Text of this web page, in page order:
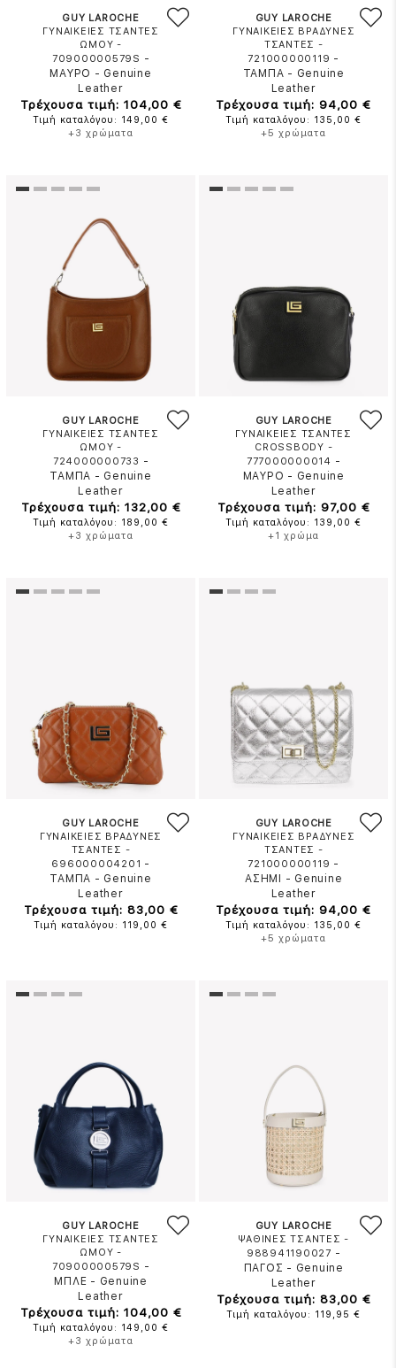
GUY LAROCHE
ΓΥΝΑΙΚΕΙΕΣ ΤΣΑΝΤΕΣ
ΩΜΟΥ -
70900000579S -
ΜΑΥΡΟ - Genuine
Leather
Τρέχουσα τιμή: 104,00 €
Τιμή καταλόγου: 149,00 €
+3 χρώματα
GUY LAROCHE
ΓΥΝΑΙΚΕΙΕΣ ΒΡΑΔΥΝΕΣ
ΤΣΑΝΤΕΣ -
721000000119 -
ΤΑΜΠΑ - Genuine
Leather
Τρέχουσα τιμή: 94,00 €
Τιμή καταλόγου: 135,00 €
+5 χρώματα
GUY LAROCHE
ΓΥΝΑΙΚΕΙΕΣ ΤΣΑΝΤΕΣ
ΩΜΟΥ -
724000000733 -
ΤΑΜΠΑ - Genuine
Leather
Τρέχουσα τιμή: 132,00 €
Τιμή καταλόγου: 189,00 €
+3 χρώματα
GUY LAROCHE
ΓΥΝΑΙΚΕΙΕΣ ΤΣΑΝΤΕΣ
CROSSBODY -
777000000014 -
ΜΑΥΡΟ - Genuine
Leather
Τρέχουσα τιμή: 97,00 €
Τιμή καταλόγου: 139,00 €
+1 χρώμα
GUY LAROCHE
ΓΥΝΑΙΚΕΙΕΣ ΒΡΑΔΥΝΕΣ
ΤΣΑΝΤΕΣ -
696000004201 -
ΤΑΜΠΑ - Genuine
Leather
Τρέχουσα τιμή: 83,00 €
Τιμή καταλόγου: 119,00 €
GUY LAROCHE
ΓΥΝΑΙΚΕΙΕΣ ΒΡΑΔΥΝΕΣ
ΤΣΑΝΤΕΣ -
721000000119 -
ΑΣΗΜΙ
- Genuine
Leather
Τρέχουσα τιμή: 94,00 €
Τιμή καταλόγου: 135,00 €
+5 χρώματα
GUY LAROCHE
ΓΥΝΑΙΚΕΙΕΣ ΤΣΑΝΤΕΣ
ΩΜΟΥ -
70900000579S -
ΜΠΛΕ - Genuine
Leather
Τρέχουσα τιμή: 104,00 €
Τιμή καταλόγου: 149,00 €
+3 χρώματα
GUY LAROCHE
ΨΑΘΙΝΕΣ ΤΣΑΝΤΕΣ -
988941190027 -
ΠΑΓΟΣ - Genuine
Leather
Τρέχουσα τιμή: 83,00 €
Τιμή καταλόγου: 119,95 €